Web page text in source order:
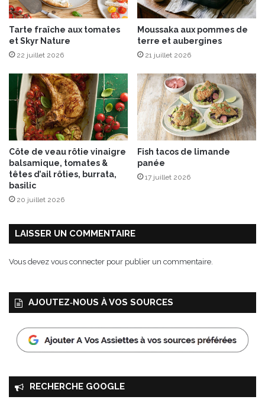
Tarte fraîche aux tomates
et Skyr Nature
22 juillet 2026
Moussaka aux pommes de
terre et aubergines
21 juillet 2026
Côte de veau rôtie vinaigre
balsamique, tomates &
têtes d’ail rôties, burrata,
basilic
20 juillet 2026
Fish tacos de limande
panée
17 juillet 2026
LAISSER UN COMMENTAIRE
Vous devez vous connecter pour publier un commentaire.
AJOUTEZ‑NOUS À VOS SOURCES
RECHERCHE GOOGLE